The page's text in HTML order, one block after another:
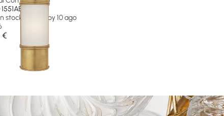
FG-EU
stock - Ships by 10 ago
€